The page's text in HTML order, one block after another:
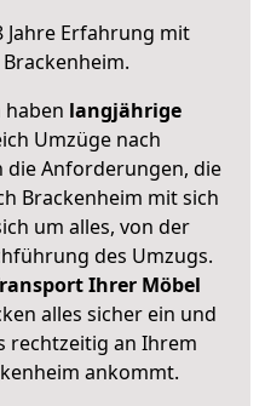
Jahre Erfahrung mit
Brackenheim.
haben langjährige
Umzüge nach
die Anforderungen, die
Brackenheim mit sich
um alles, von der
des Umzugs.
Ihrer Möbel
alles sicher ein und
rechtzeitig an Ihrem
ankommt.